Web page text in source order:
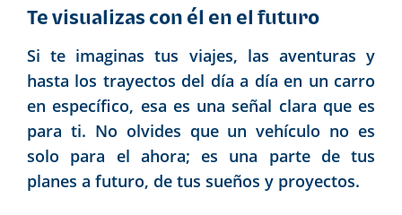
Te visualizas con él en el futuro
Si te imaginas tus viajes, las aventuras y
hasta los trayectos del día a día en un carro
en específico, esa es una señal clara que es
para ti. No olvides que un vehículo no es
solo para el ahora; es una parte de tus
planes a futuro, de tus sueños y proyectos.